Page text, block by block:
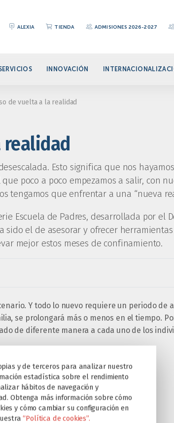
ALEXIA TIENDA ADMISIONES 2026-2027
INNOVACIÓN
de vuelta a la realidad
realidad
Esto significa que nos
poco a poco empezamos a salir, con
tengamos que enfrentar a una “nueva
Escuela de Padres, desarrollada por el
sido el de asesorar y ofrecer
mejor estos meses de confinamiento.
Y todo lo nuevo requiere un periodo de
se prolongará más o menos en el tiempo.
de diferente manera a cada uno de los
AQUÍ
y de terceros para analizar nuestro
estadística sobre el rendimiento
hábitos de navegación y
Obtenga más información sobre cómo
y cómo cambiar su configuración en
“Política de cookies”.